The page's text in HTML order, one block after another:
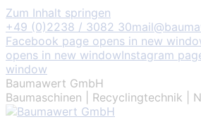
Zum Inhalt springen
+49 (0)2238 / 3082 30
Facebook page opens in new
opens in new windowInstagram
window
Baumawert GmbH
Baumaschinen | Recyclingtechnik |